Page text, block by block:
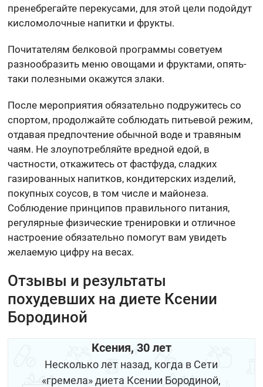
пренебрегайте перекусами, для этой цели подойдут
кисломолочные напитки и фрукты.
Почитателям белковой программы советуем
разнообразить меню овощами и фруктами, опять-
таки полезными окажутся злаки.
После мероприятия обязательно подружитесь со
спортом, продолжайте соблюдать питьевой режим,
отдавая предпочтение обычной воде и травяным
чаям. Не злоупотребляйте вредной едой, в
частности, откажитесь от фастфуда, сладких
газированных напитков, кондитерских изделий,
покупных соусов, в том числе и майонеза.
Соблюдение принципов правильного питания,
регулярные физические тренировки и отличное
настроение обязательно помогут вам увидеть
желаемую цифру на весах.
Отзывы и результаты
похудевших на диете Ксении
Бородиной
Ксения, 30 лет
Несколько лет назад, когда в Сети
«гремела» диета Ксении Бородиной,